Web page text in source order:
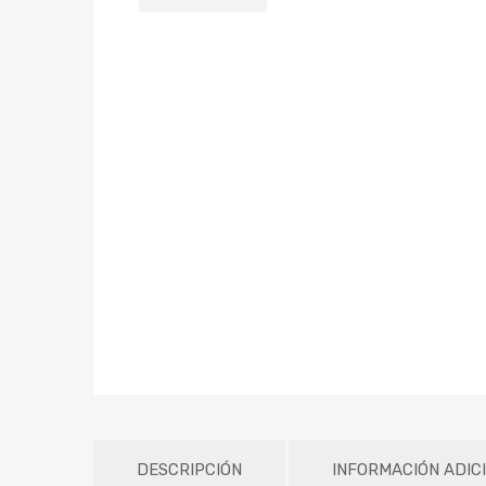
DESCRIPCIÓN INFORMACIÓN